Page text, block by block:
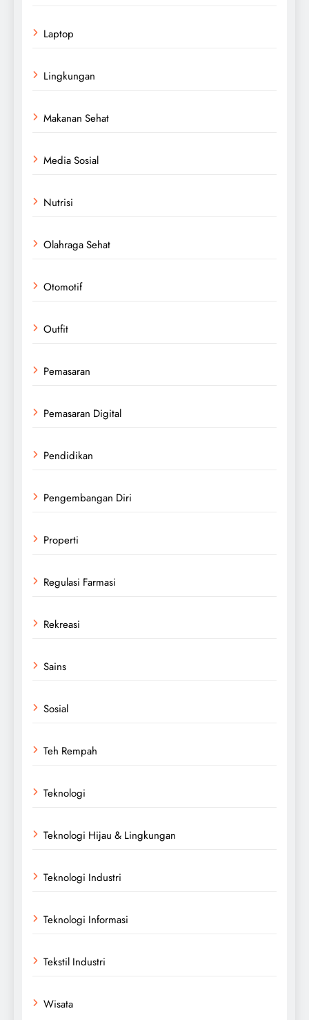
Laptop
Lingkungan
Makanan Sehat
Media Sosial
Nutrisi
Olahraga Sehat
Otomotif
Outfit
Pemasaran
Pemasaran Digital
Pendidikan
Pengembangan Diri
Properti
Regulasi Farmasi
Rekreasi
Sains
Sosial
Teh Rempah
Teknologi
Teknologi Hijau & Lingkungan
Teknologi Industri
Teknologi Informasi
Tekstil Industri
Wisata